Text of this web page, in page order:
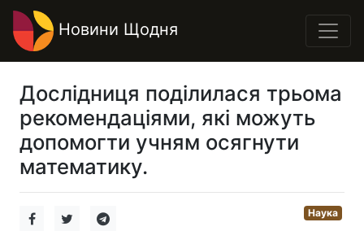
Новини Щодня
Дослідниця поділилася трьома
рекомендаціями, які можуть
допомогти учням осягнути
математику.
Наука